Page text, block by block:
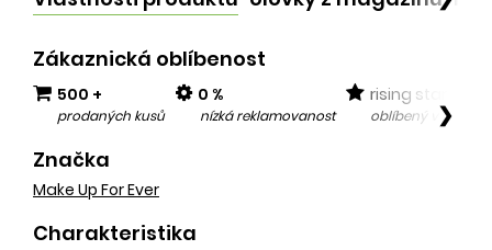
Zákaznická oblíbenost
500 +
prodaných kusů
0 %
nízká reklamovanost
rising star
oblíbený v❯
Značka
Make Up For Ever
Charakteristika